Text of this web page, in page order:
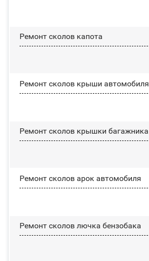
Ремонт сколов капота
Ремонт сколов крыши автомобиля
Ремонт сколов крышки багажника
Ремонт сколов арок автомобиля
Ремонт сколов лючка бензобака